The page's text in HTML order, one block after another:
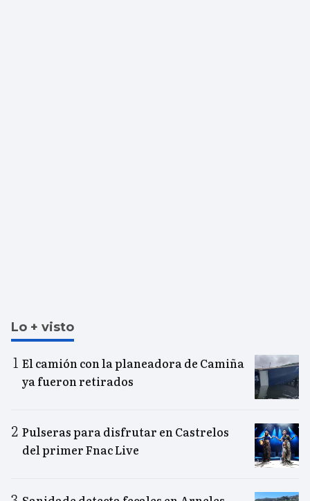
Lo + visto
El camión con la planeadora de Camiña
ya fueron retirados
Pulseras para disfrutar en Castrelos
del primer Fnac Live